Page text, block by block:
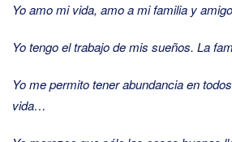
Yo amo mi vida, amo a mi familia y
Yo tengo el trabajo de mis sueños. La
Yo me permito tener abundancia en
vida…